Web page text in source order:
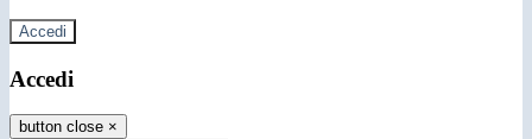
Accedi
Accedi
button close ×